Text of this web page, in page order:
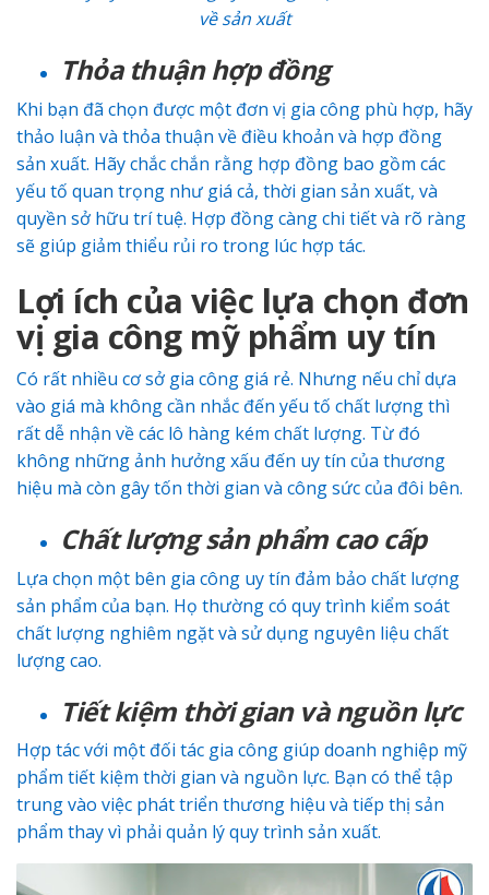
về sản xuất
Thỏa thuận hợp đồng
Khi bạn đã chọn được một đơn vị gia công phù hợp, hãy
thảo luận và thỏa thuận về điều khoản và hợp đồng
sản xuất. Hãy chắc chắn rằng hợp đồng bao gồm các
yếu tố quan trọng như giá cả, thời gian sản xuất, và
quyền sở hữu trí tuệ. Hợp đồng càng chi tiết và rõ ràng
sẽ giúp giảm thiểu rủi ro trong lúc hợp tác.
Lợi ích của việc lựa chọn đơn
vị gia công mỹ phẩm uy tín
Có rất nhiều cơ sở gia công giá rẻ. Nhưng nếu chỉ dựa
vào giá mà không cần nhắc đến yếu tố chất lượng thì
rất dễ nhận về các lô hàng kém chất lượng. Từ đó
không những ảnh hưởng xấu đến uy tín của thương
hiệu mà còn gây tốn thời gian và công sức của đôi bên.
Chất lượng sản phẩm cao cấp
Lựa chọn một bên gia công uy tín đảm bảo chất lượng
sản phẩm của bạn. Họ thường có quy trình kiểm soát
chất lượng nghiêm ngặt và sử dụng nguyên liệu chất
lượng cao.
Tiết kiệm thời gian và nguồn lực
Hợp tác với một đối tác gia công giúp doanh nghiệp mỹ
phẩm tiết kiệm thời gian và nguồn lực. Bạn có thể tập
trung vào việc phát triển thương hiệu và tiếp thị sản
phẩm thay vì phải quản lý quy trình sản xuất.